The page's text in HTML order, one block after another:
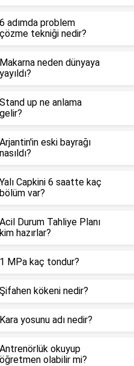
6 adımda problem
çözme tekniği nedir?
Makarna neden dünyaya
yayıldı?
Stand up ne anlama
gelir?
Arjantin'in eski bayrağı
nasıldı?
Yalı Capkini 6 saatte kaç
bölüm var?
Acil Durum Tahliye Planı
kim hazırlar?
1 MPa kaç tondur?
Şifahen kökeni nedir?
Kara yosunu adı nedir?
Antrenörlük okuyup
öğretmen olabilir mi?